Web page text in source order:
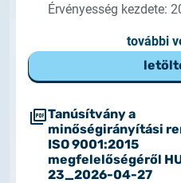
Érvényesség kezdete:
további
Tanúsítvány a
minőségirányítási
ISO 9001:2015
megfelelőségéről
23_2026-04-27